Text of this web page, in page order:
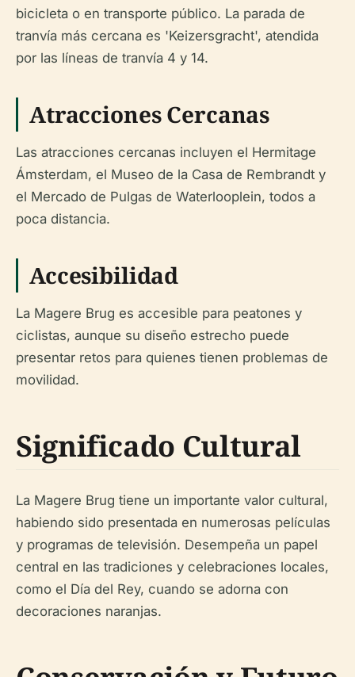
bicicleta o en transporte público. La parada de
tranvía más cercana es 'Keizersgracht', atendida
por las líneas de tranvía 4 y 14.
Atracciones Cercanas
Las atracciones cercanas incluyen el Hermitage
Ámsterdam, el Museo de la Casa de Rembrandt y
el Mercado de Pulgas de Waterlooplein, todos a
poca distancia.
Accesibilidad
La Magere Brug es accesible para peatones y
ciclistas, aunque su diseño estrecho puede
presentar retos para quienes tienen problemas de
movilidad.
Significado Cultural
La Magere Brug tiene un importante valor cultural,
habiendo sido presentada en numerosas películas
y programas de televisión. Desempeña un papel
central en las tradiciones y celebraciones locales,
como el Día del Rey, cuando se adorna con
decoraciones naranjas.